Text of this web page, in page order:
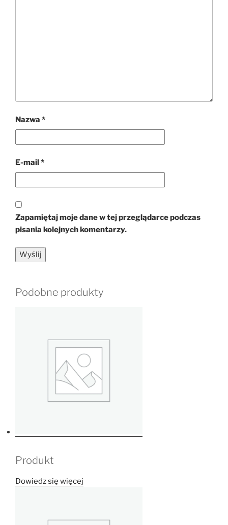
Nazwa *
E-mail*
Zapamiętaj moje dane w tej przeglądarce podczas
pisania kolejnych komentarzy.
Podobne produkty
Produkt
Dowiedz się więcej